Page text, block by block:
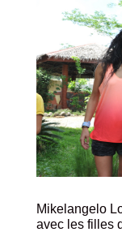
Mikelangelo
avec les filles